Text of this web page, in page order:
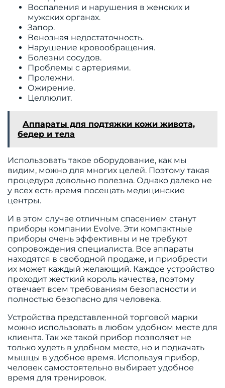
Воспаления и нарушения в женских и
мужских органах.
Запор.
Венозная недостаточность.
Нарушение кровообращения.
Болезни сосудов.
Проблемы с артериями.
Пролежни.
Ожирение.
Целлюлит.
Аппараты для подтяжки кожи живота,
бедер и тела
Использовать такое оборудование, как мы
видим, можно для многих целей. Поэтому такая
процедура довольно полезна. Однако далеко не
у всех есть время посещать медицинские
центры.
И в этом случае отличным спасением станут
приборы компании Evolve. Эти компактные
приборы очень эффективны и не требуют
сопровождения специалиста. Все аппараты
находятся в свободной продаже, и приобрести
их может каждый желающий. Каждое устройство
проходит жесткий король качества, поэтому
отвечает всем требованиям безопасности и
полностью безопасно для человека.
Устройства представленной торговой марки
можно использовать в любом удобном месте для
клиента. Так же такой прибор позволяет не
только худеть в удобном месте, но и подкачать
мышцы в удобное время. Используя прибор,
человек самостоятельно выбирает удобное
время для тренировок.